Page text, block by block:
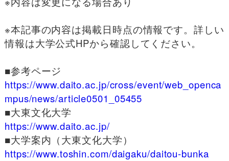
※本記事の内容は掲載日時点の情報です。詳しい
情報は大学公式HPから確認してください。
■参考ページ
https://www.daito.ac.jp/cross/event/web_openca
mpus/news/article0501_05455
■大東文化大学
https://www.daito.ac.jp/
■大学案内（大東文化大学）
https://www.toshin.com/daigaku/daitou-bunka